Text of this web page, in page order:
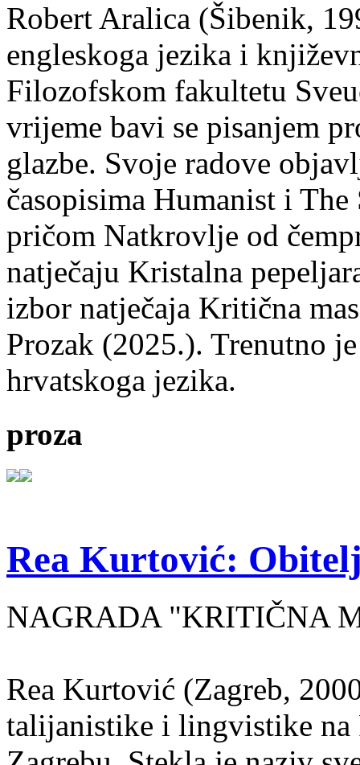
Robert Aralica (Šibenik,
engleskoga jezika i
Filozofskom fakultetu
vrijeme bavi se pisanjem
glazbe. Svoje radove
časopisima Humanist i
pričom Natkrovlje od
natječaju Kristalna
izbor natječaja Kritična
Prozak (2025.). Trenutno
hrvatskoga jezika.
proza
Rea Kurtović:
NAGRADA "KRITIČNA
Rea Kurtović (Zagreb,
talijanistike i lingvistike